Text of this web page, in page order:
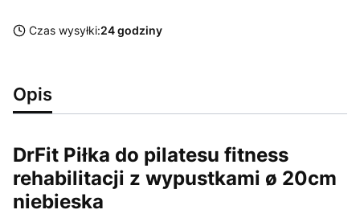
Czas wysyłki:24 godziny
Opis
DrFit Piłka do pilatesu fitness
rehabilitacji z wypustkami ø 20cm
niebieska